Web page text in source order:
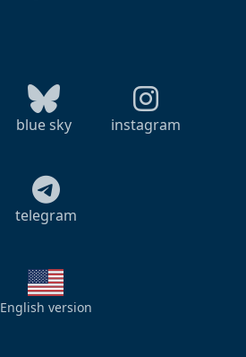
blue sky instagram
telegram
English version